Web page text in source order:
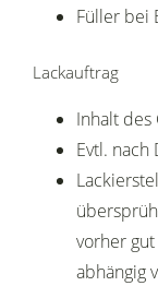
Füller bei
Lackauftrag
Inhalt
Evtl.
vorher
abhängig